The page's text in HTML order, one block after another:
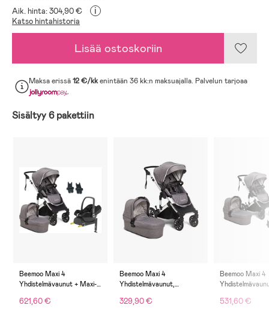
Aik. hinta: 304,90 €
i
Katso hintahistoria
Lisää ostoskoriin
Maksa erissä12 €/kkenintään 36 kk:n maksuajalla. Palvelun tarjoaa
.
Sisältyy 6 pakettiin
Beemoo Maxi 4
Yhdistelmävaunut + Maxi-
Telakka, Grey/Silver
621,60 €
Beemoo Maxi 4
Yhdistelmävaunut,
329,90 €
Beemoo Maxi 4
Turvakaukalo,
531,60 €